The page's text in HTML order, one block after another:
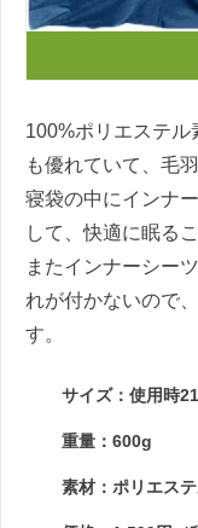
100%ポリエステル
も優れていて、毛
寝袋の中にインナ
して、快適に眠る
またインナーシー
れが付かないので
す。
サイズ：使用時
重量：600g
素材：ポリエス